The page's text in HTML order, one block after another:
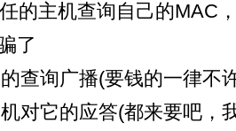
的主机查询自己的MAC
了
询广播(要钱的一律不
它的应答(都来要吧，